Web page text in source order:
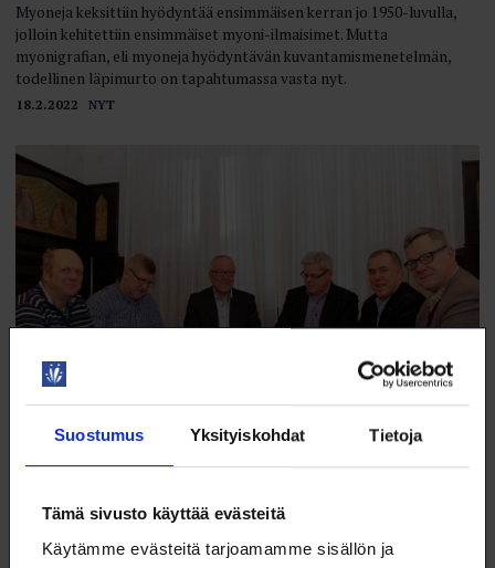
Suostumus Yksityiskohdat Tietoja
Tämä sivusto käyttää evästeitä
Käytämme evästeitä tarjoamamme sisällön ja
18.2.2022 NYT
Myoneja keksittiin hyödyntää ensimmäisen kerran jo 1950-luvulla,
jolloin kehitettiin ensimmäiset myoni-ilmaisimet. Mutta
myonigrafian, eli myoneja hyödyntävän kuvantamismenetelmän,
todellinen läpimurto on tapahtumassa vasta nyt.
Mistä Loimu sai alkunsa?
vanhat liittorajat ylittävä yhteisöllisyys olivat kaikkien yhteisiä
tavoitteita, kun nyt 5 vuotta täyttäneen Loimun perustamista
suunniteltiin.